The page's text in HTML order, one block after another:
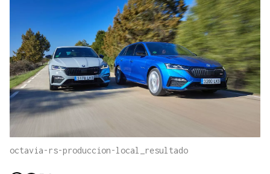
octavia-rs-produccion-local_resultado